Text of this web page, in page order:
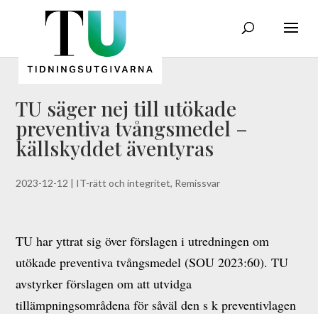
TU säger nej till utökade
preventiva tvångsmedel –
källskyddet äventyras
2023-12-12 | IT-rätt och integritet, Remissvar
TU har yttrat sig över förslagen i utredningen om
utökade preventiva tvångsmedel (SOU 2023:60). TU
avstyrker förslagen om att utvidga
tillämpningsområdena för såväl den s k preventivlagen